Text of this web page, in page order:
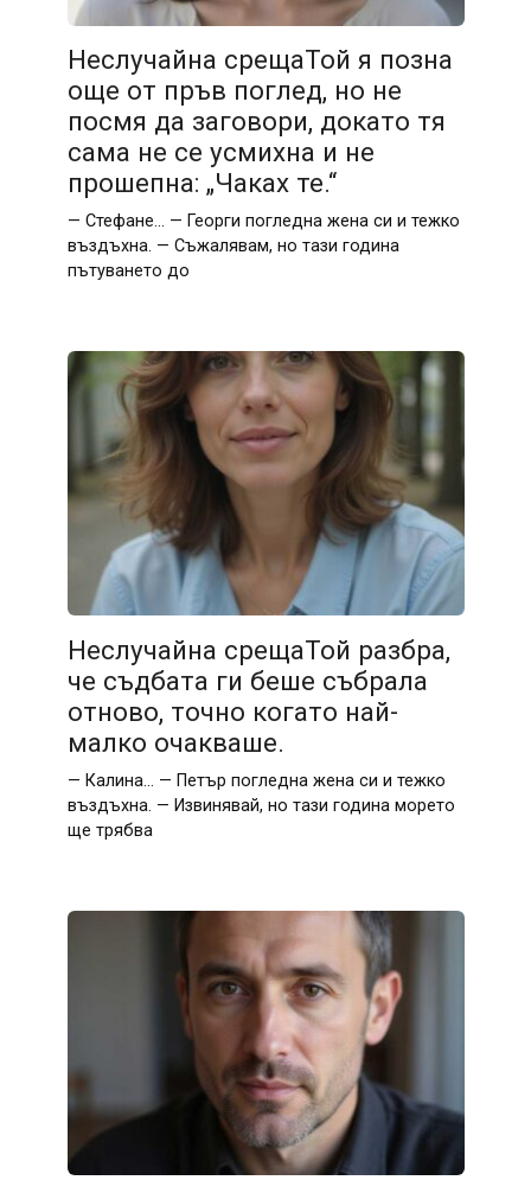
Неслучайна срещаТой я позна
още от пръв поглед, но не
посмя да заговори, докато тя
сама не се усмихна и не
прошепна: „Чаках те.“
— Стефане… — Георги погледна жена си и тежко
въздъхна. — Съжалявам, но тази година
пътуването до
Неслучайна срещаТой разбра,
че съдбата ги беше събрала
отново, точно когато най-
малко очакваше.
— Калина… — Петър погледна жена си и тежко
въздъхна. — Извинявай, но тази година морето
ще трябва